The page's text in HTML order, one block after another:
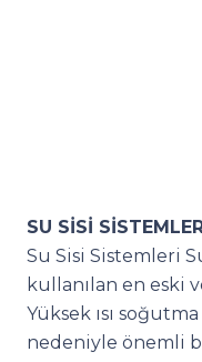
SU SİSİ
Su Sisi Sistemleri
kullanılan en eski
Yüksek ısı
nedeniyle önemli